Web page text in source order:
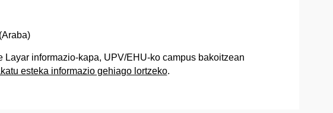
Layar informazio-kapa, UPV/EHU-ko campus bakoitzean
esteka informazio gehiago lortzeko.